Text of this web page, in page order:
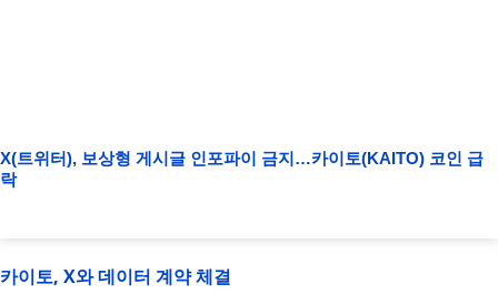
X(트위터), 보상형 게시글 인포파이 금지…카이토(KAITO) 코인 급
락
카이토, X와 데이터 계약 체결